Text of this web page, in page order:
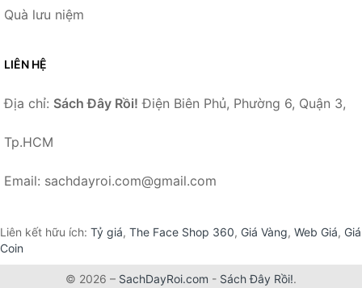
Quà lưu niệm
LIÊN HỆ
Địa chỉ: Sách Đây Rồi! Điện Biên Phủ, Phường 6, Quận 3,
Tp.HCM
Email: sachdayroi.com@gmail.com
Liên kết hữu ích: Tỷ giá, The Face Shop 360, Giá Vàng, Web Giá, Giá
Coin
© 2026 – SachDayRoi.com - Sách Đây Rồi!.